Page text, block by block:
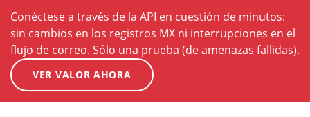
Conéctese a través de la API en cuestión de minutos:
sin cambios en los registros MX ni interrupciones en el
flujo de correo. Sólo una prueba (de amenazas fallidas).
VER VALOR AHORA